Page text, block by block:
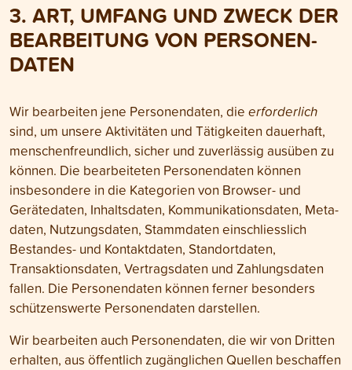
3. ART, UMFANG UND ZWECK DER
BEARBEITUNG VON PERSONEN­
DATEN
Wir bearbeiten jene Personen­daten, die erforderlich
sind, um unsere Aktivitäten und Tätig­keiten dauerhaft,
menschen­freundlich, sicher und zuverlässig ausüben zu
können. Die bearbeiteten Personen­daten können
insbesondere in die Kategorien von Browser- und
Gerätedaten, Inhalts­daten, Kommuni­kations­daten, Meta­
daten, Nutzungs­daten, Stamm­daten einschliesslich
Bestandes- und Kontakt­daten, Standort­daten,
Transaktions­daten, Vertrags­daten und Zahlungs­daten
fallen. Die Personen­daten können ferner besonders
schützens­werte Personen­daten darstellen.
Wir bearbeiten auch Personen­daten, die wir von Dritten
erhalten, aus öffentlich zugäng­lichen Quellen beschaffen